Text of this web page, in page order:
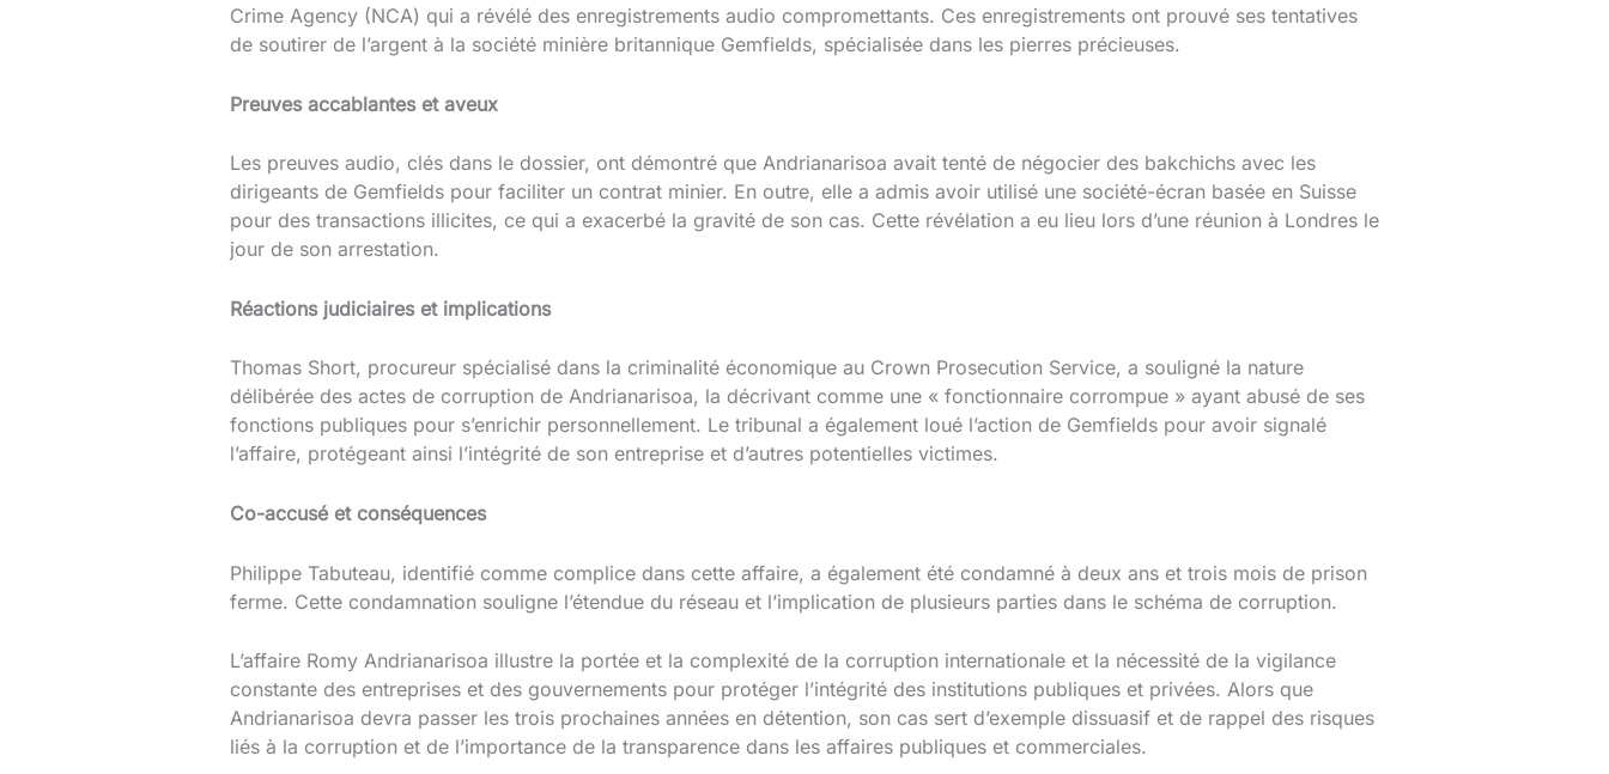
Crime Agency (NCA) qui a révélé des enregistrements audio compromettants. Ces enregistrements ont prouvé ses tentatives
de soutirer de l’argent à la société minière britannique Gemfields, spécialisée dans les pierres précieuses.
Preuves accablantes et aveux
Les preuves audio, clés dans le dossier, ont démontré que Andrianarisoa avait tenté de négocier des bakchichs avec les
dirigeants de Gemfields pour faciliter un contrat minier. En outre, elle a admis avoir utilisé une société-écran basée en Suisse
pour des transactions illicites, ce qui a exacerbé la gravité de son cas. Cette révélation a eu lieu lors d’une réunion à Londres le
jour de son arrestation.
Réactions judiciaires et implications
Thomas Short, procureur spécialisé dans la criminalité économique au Crown Prosecution Service, a souligné la nature
délibérée des actes de corruption de Andrianarisoa, la décrivant comme une « fonctionnaire corrompue » ayant abusé de ses
fonctions publiques pour s’enrichir personnellement. Le tribunal a également loué l’action de Gemfields pour avoir signalé
l’affaire, protégeant ainsi l’intégrité de son entreprise et d’autres potentielles victimes.
Co-accusé et conséquences
Philippe Tabuteau, identifié comme complice dans cette affaire, a également été condamné à deux ans et trois mois de prison
ferme. Cette condamnation souligne l’étendue du réseau et l’implication de plusieurs parties dans le schéma de corruption.
L’affaire Romy Andrianarisoa illustre la portée et la complexité de la corruption internationale et la nécessité de la vigilance
constante des entreprises et des gouvernements pour protéger l’intégrité des institutions publiques et privées. Alors que
Andrianarisoa devra passer les trois prochaines années en détention, son cas sert d’exemple dissuasif et de rappel des risques
liés à la corruption et de l’importance de la transparence dans les affaires publiques et commerciales.